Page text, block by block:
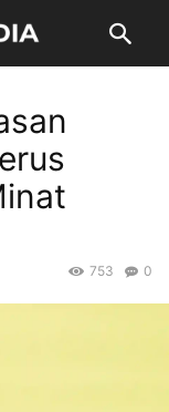
0
753